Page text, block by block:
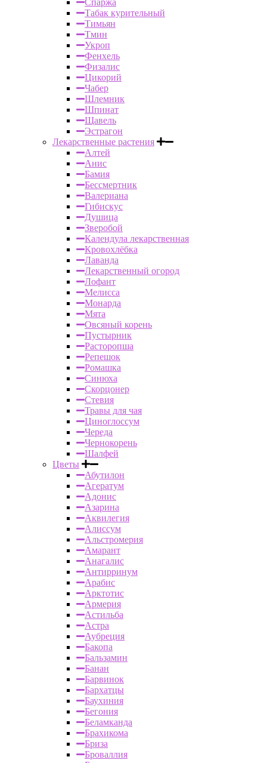
Спаржа
Табак курительный
Тимьян
Тмин
Укроп
Фенхель
Физалис
Цикорий
Чабер
Шлемник
Шпинат
Щавель
Эстрагон
Лекарственные растения
Алтей
Анис
Бамия
Бессмертник
Валериана
Гибискус
Душица
Зверобой
Календула лекарственная
Кровохлёбка
Лаванда
Лекарственный огород
Лофант
Мелисса
Монарда
Мята
Овсяный корень
Пустырник
Расторопша
Репешок
Ромашка
Синюха
Скорцонер
Стевия
Травы для чая
Циноглоссум
Череда
Чернокорень
Шалфей
Цветы
Абутилон
Агератум
Адонис
Азарина
Аквилегия
Алиссум
Альстромерия
Амарант
Анагалис
Антирринум
Арабис
Арктотис
Армерия
Астильба
Астра
Аубреция
Бакопа
Бальзамин
Банан
Барвинок
Бархатцы
Баухиния
Бегония
Беламканда
Брахикома
Бриза
Броваллия